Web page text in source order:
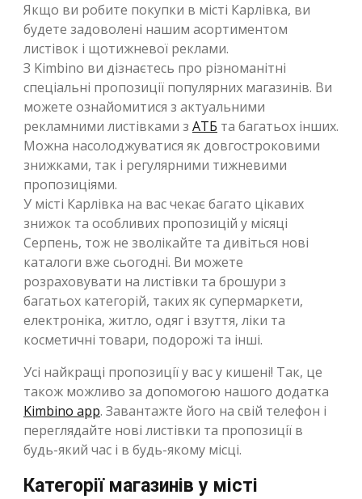
Якщо ви робите покупки в місті Карлівка, ви
будете задоволені нашим асортиментом
листівок і щотижневої реклами.
З Kimbino ви дізнаєтесь про різноманітні
спеціальні пропозиції популярних магазинів. Ви
можете ознайомитися з актуальними
рекламними листівками з АТБ та багатьох інших.
Можна насолоджуватися як довгостроковими
знижками, так і регулярними тижневими
пропозиціями.
У місті Карлівка на вас чекає багато цікавих
знижок та особливих пропозицій у місяці
Серпень, тож не зволікайте та дивіться нові
каталоги вже сьогодні. Ви можете
розраховувати на листівки та брошури з
багатьох категорій, таких як супермаркети,
електроніка, житло, одяг і взуття, ліки та
косметичні товари, подорожі та інші.
Усі найкращі пропозиції у вас у кишені! Так, це
також можливо за допомогою нашого додатка
Kimbino app. Завантажте його на свій телефон і
переглядайте нові листівки та пропозиції в
будь-який час і в будь-якому місці.
Категорії магазинів у місті